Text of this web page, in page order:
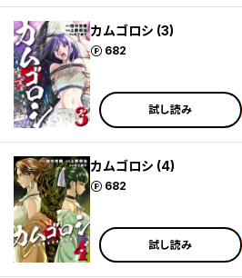
カムゴロシ (3)
682
ポイント
試し読み
カムゴロシ (4)
682
ポイント
試し読み